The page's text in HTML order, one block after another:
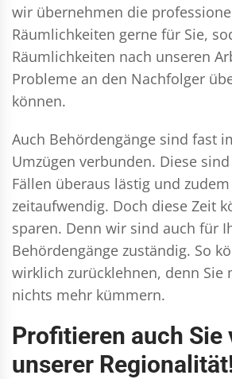
wir übernehmen die
Räumlichkeiten gerne für Sie,
Räumlichkeiten nach unseren
Probleme an den Nachfolger
können.
Auch Behördengänge sind fast
Umzügen verbunden. Diese
Fällen überaus lästig und
zeitaufwendig. Doch diese Zeit
sparen. Denn wir sind auch für
Behördengänge zuständig. So
wirklich zurücklehnen, denn Sie
nichts mehr kümmern.
Profitieren auch Sie
unserer